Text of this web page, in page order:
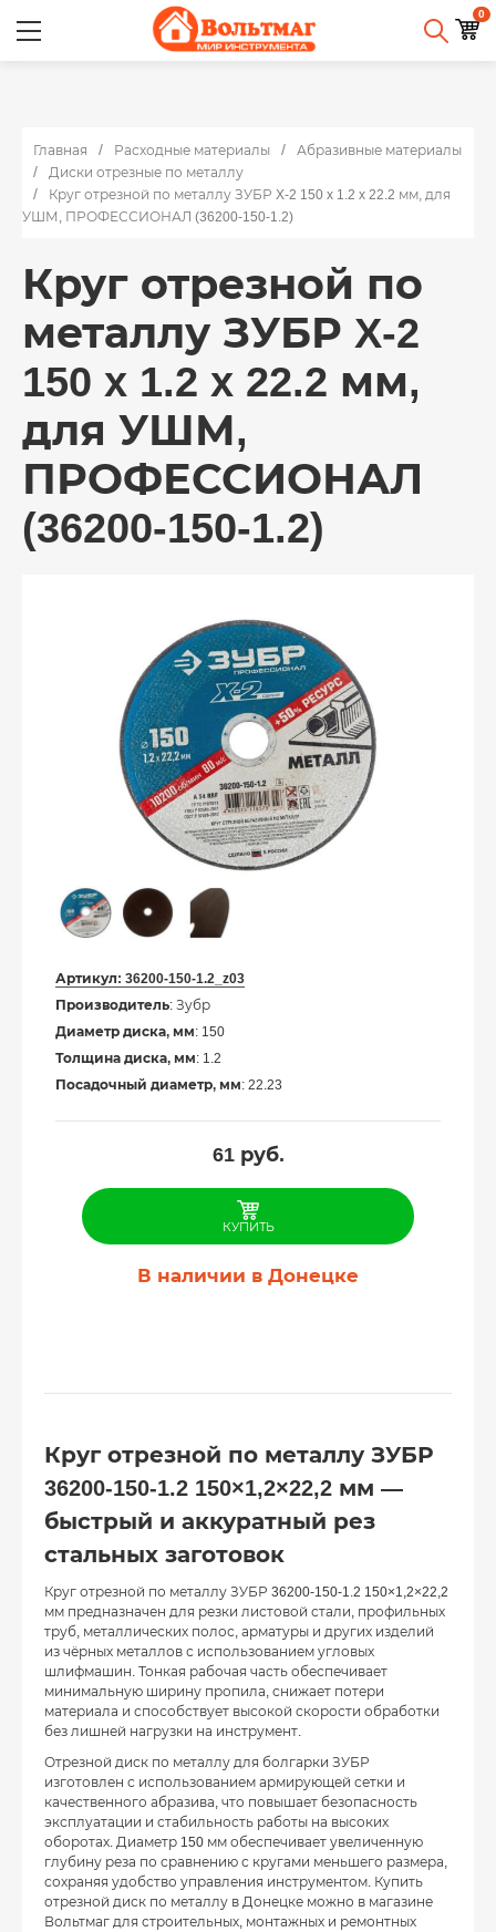
0
Главная Расходные материалы
Абразивные материалы
Диски отрезные по металлу
Круг отрезной по металлу ЗУБР X-2 150 x 1.2 x 22.2 мм, для
УШМ, ПРОФЕССИОНАЛ (36200-150-1.2)
Круг отрезной по
металлу ЗУБР X-2
150 x 1.2 x 22.2 мм,
для УШМ,
ПРОФЕССИОНАЛ
(36200-150-1.2)
Артикул: 36200-150-1.2_z03
Производитель: Зубр
Диаметр диска, мм: 150
Толщина диска, мм: 1.2
Посадочный диаметр, мм: 22.23
61руб.
КУПИТЬ
В наличии в Донецке
Круг отрезной по металлу ЗУБР
36200-150-1.2 150×1,2×22,2 мм —
быстрый и аккуратный рез
стальных заготовок
Круг отрезной по металлу ЗУБР 36200-150-1.2 150×1,2×22,2
мм предназначен для резки листовой стали, профильных
труб, металлических полос, арматуры и других изделий
из чёрных металлов с использованием угловых
шлифмашин. Тонкая рабочая часть обеспечивает
минимальную ширину пропила, снижает потери
материала и способствует высокой скорости обработки
без лишней нагрузки на инструмент.
Отрезной диск по металлу для болгарки ЗУБР
изготовлен с использованием армирующей сетки и
качественного абразива, что повышает безопасность
эксплуатации и стабильность работы на высоких
оборотах. Диаметр 150 мм обеспечивает увеличенную
глубину реза по сравнению с кругами меньшего размера,
сохраняя удобство управления инструментом. Купить
отрезной диск по металлу в Донецке можно в магазине
Вольтмаг для строительных, монтажных и ремонтных